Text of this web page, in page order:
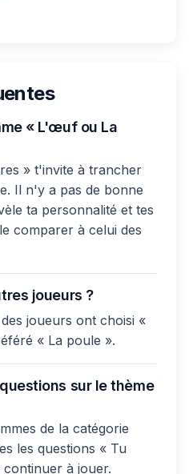
« L'œuf ou La
» t'invite à trancher
Il n'y a pas de bonne
ta personnalité et tes
comparer à celui des
joueurs ?
joueurs ont choisi «
« La poule ».
sur le thème
de la catégorie
les questions « Tu
à jouer.